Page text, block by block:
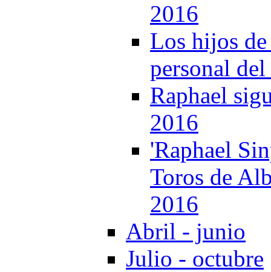
2016
Los hijos
personal
Raphael
2016
'Raphael
Toros de
2016
Abril - junio
Julio - octubre